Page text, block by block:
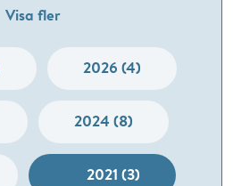
Visa fler
2026 (4)
2024 (8)
2021 (3)